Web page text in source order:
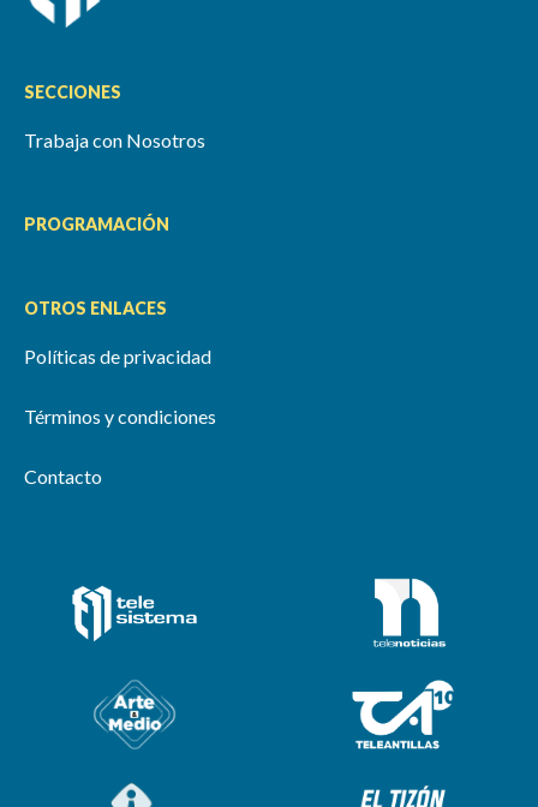
SECCIONES
Trabaja con Nosotros
PROGRAMACIÓN
OTROS ENLACES
Políticas de privacidad
Términos y condiciones
Contacto